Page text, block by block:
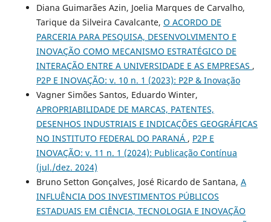
Diana Guimarães Azin, Joelia Marques de Carvalho,
Tarique da Silveira Cavalcante, O ACORDO DE
PARCERIA PARA PESQUISA, DESENVOLVIMENTO E
INOVAÇÃO COMO MECANISMO ESTRATÉGICO DE
INTERAÇÃO ENTRE A UNIVERSIDADE E AS EMPRESAS ,
P2P E INOVAÇÃO: v. 10 n. 1 (2023): P2P & Inovação
Vagner Simões Santos, Eduardo Winter,
APROPRIABILIDADE DE MARCAS, PATENTES,
DESENHOS INDUSTRIAIS E INDICAÇÕES GEOGRÁFICAS
NO INSTITUTO FEDERAL DO PARANÁ , P2P E
INOVAÇÃO: v. 11 n. 1 (2024): Publicação Contínua
(jul./dez. 2024)
Bruno Setton Gonçalves, José Ricardo de Santana, A
INFLUÊNCIA DOS INVESTIMENTOS PÚBLICOS
ESTADUAIS EM CIÊNCIA, TECNOLOGIA E INOVAÇÃO